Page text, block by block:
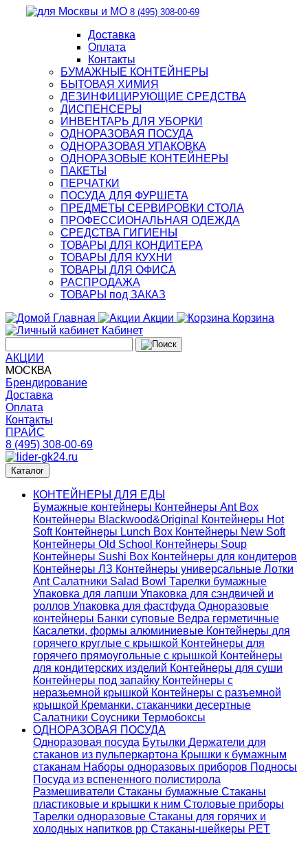
8 (495) 308-00-69
Доставка
Оплата
Контакты
БУМАЖНЫЕ КОНТЕЙНЕРЫ
БЫТОВАЯ ХИМИЯ
ДЕЗИНФИЦИРУЮЩИЕ СРЕДСТВА
ДИСПЕНСЕРЫ
ИНВЕНТАРЬ ДЛЯ УБОРКИ
ОДНОРАЗОВАЯ ПОСУДА
ОДНОРАЗОВАЯ УПАКОВКА
ОДНОРАЗОВЫЕ КОНТЕЙНЕРЫ
ПАКЕТЫ
ПЕРЧАТКИ
ПОСУДА ДЛЯ ФУРШЕТА
ПРЕДМЕТЫ СЕРВИРОВКИ СТОЛА
ПРОФЕССИОНАЛЬНАЯ ОДЕЖДА
СРЕДСТВА ГИГИЕНЫ
ТОВАРЫ ДЛЯ КОНДИТЕРА
ТОВАРЫ ДЛЯ КУХНИ
ТОВАРЫ ДЛЯ ОФИСА
РАСПРОДАЖА
ТОВАРЫ под ЗАКАЗ
Главная
Акции
Корзина
Кабинет
АКЦИИ
МОСКВА
Брендирование
Доставка
Оплата
Контакты
ПРАЙС
8 (495) 308-00-69
Каталог
КОНТЕЙНЕРЫ ДЛЯ ЕДЫ
Бумажные контейнеры Контейнеры Ant Box
Контейнеры Blackwood&Original
Контейнеры Hot
Soft Контейнеры Lunch Box Контейнеры New Soft
Контейнеры Old School Контейнеры Soup
Контейнеры Sushi Box Контейнеры для кондитеров
Контейнеры ЛЗ Контейнеры универсальные Лотки
AntСалатники Salad Bowl Тарелки бумажные
Упаковка для лапши Упаковка для сэндвичей и
роллов Упаковка для фастфуда Одноразовые
контейнеры Банки суповые Ведра герметичные
Касалетки, формы алюминиевые Контейнеры для
горячего круглые с крышкой Контейнеры для
горячего прямоугольные с крышкой Контейнеры
для кондитерских изделий Контейнеры для суши
Контейнеры под запайку Контейнеры с
неразьемной крышкой Контейнеры с разъемной
крышкой Креманки, стаканчики десертные
Салатники Соусники Термобоксы
ОДНОРАЗОВАЯ ПОСУДА
Одноразовая посуда Бутылки Держатели для
стаканов из пульперкартона Крышки к бумажным
стаканам Наборы одноразовых приборов Подносы
Посуда из вспененного полистирола
Размешиватели Стаканы бумажные Стаканы
пластиковые и крышки к ним Столовые приборы
Тарелки одноразовые Стаканы для горячих и
холодных напитков pp Стаканы-шейкеры PET